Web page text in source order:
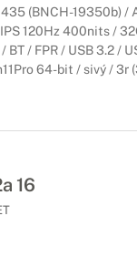
mať
435 (BNCH-19350b) /
120Hz 400nits /
BT / FPR / USB 3.2 /
64-bit / sivý / 3r
16